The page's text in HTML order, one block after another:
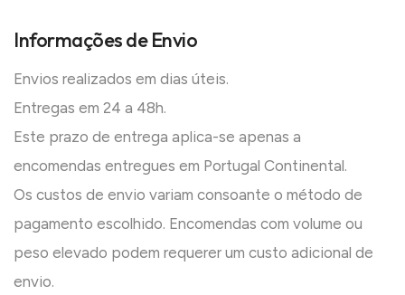
Informações de Envio
Envios realizados em dias úteis.
Entregas em 24 a 48h.
Este prazo de entrega aplica-se apenas a
encomendas entregues em Portugal Continental.
Os custos de envio variam consoante o método de
pagamento escolhido. Encomendas com volume ou
peso elevado podem requerer um custo adicional de
envio.